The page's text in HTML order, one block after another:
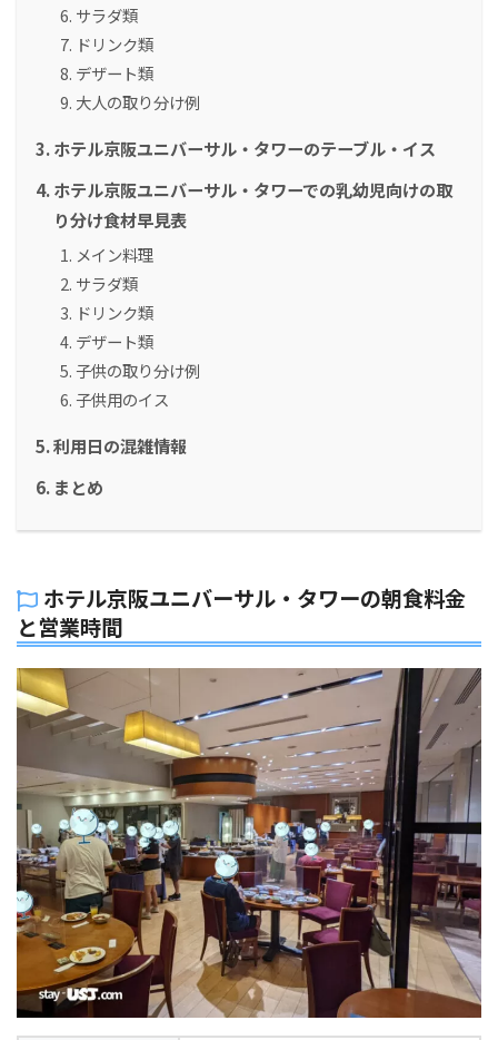
サラダ類
ドリンク類
デザート類
大人の取り分け例
ホテル京阪ユニバーサル・タワーのテーブル・イス
ホテル京阪ユニバーサル・タワーでの乳幼児向けの取
り分け食材早見表
メイン料理
サラダ類
ドリンク類
デザート類
子供の取り分け例
子供用のイス
利用日の混雑情報
まとめ
ホテル京阪ユニバーサル・タワーの朝食料金
と営業時間